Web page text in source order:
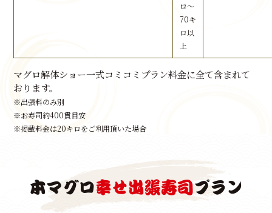
ロ～
70キ
ロ以
上
マグロ解体ショー一式コミコミプラン料金に全て含まれて
おります。
※出張料のみ別
※お寿司約400貫目安
※掲載料金は20キロをご利用頂いた場合
本マグロ幸せ出張寿司プラン